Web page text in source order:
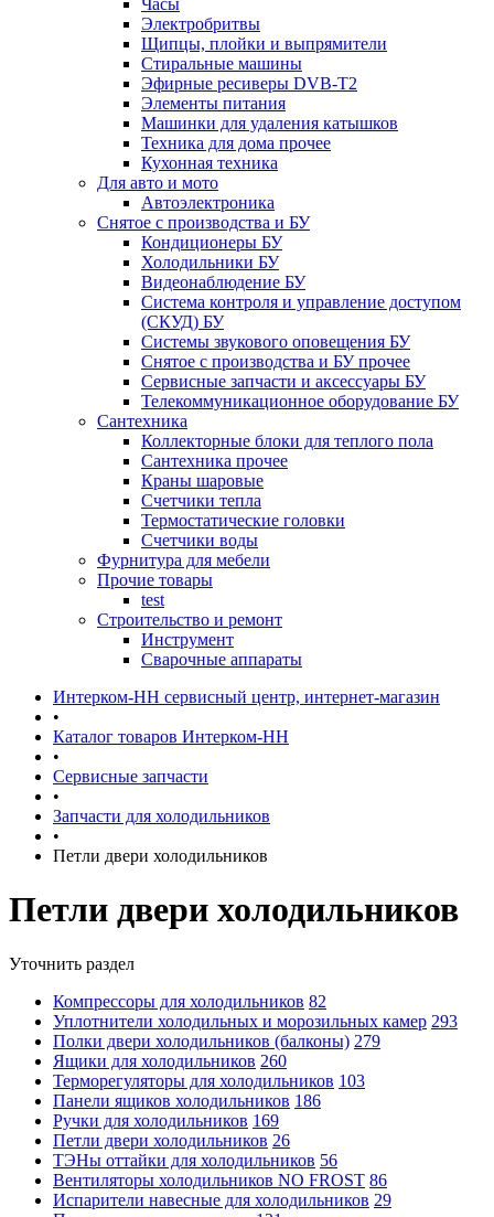
Часы
Электробритвы
Щипцы, плойки и выпрямители
Стиральные машины
Эфирные ресиверы DVB-T2
Элементы питания
Машинки для удаления катышков
Техника для дома прочее
Кухонная техника
Для авто и мото
Автоэлектроника
Снятое с производства и БУ
Кондиционеры БУ
Холодильники БУ
Видеонаблюдение БУ
Система контроля и управление доступом
(СКУД) БУ
Системы звукового оповещения БУ
Снятое с производства и БУ прочее
Сервисные запчасти и аксессуары БУ
Телекоммуникационное оборудование БУ
Сантехника
Коллекторные блоки для теплого пола
Сантехника прочее
Краны шаровые
Счетчики тепла
Термоcтатические головки
Счетчики воды
Фурнитура для мебели
Прочие товары
test
Строительство и ремонт
Инструмент
Сварочные аппараты
Интерком-НН сервисный центр, интернет-магазин
•
Каталог товаров Интерком-НН
•
Сервисные запчасти
•
Запчасти для холодильников
•
Петли двери холодильников
Петли двери холодильников
Уточнить раздел
Компрессоры для холодильников 82
Уплотнители холодильных и морозильных камер 293
Полки двери холодильников (балконы) 279
Ящики для холодильников 260
Терморегуляторы для холодильников 103
Панели ящиков холодильников 186
Ручки для холодильников 169
Петли двери холодильников 26
ТЭНы оттайки для холодильников 56
Вентиляторы холодильников NO FROST 86
Испарители навесные для холодильников 29